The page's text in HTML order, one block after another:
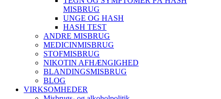
MISBRUG
UNGE OG HASH
HASH TEST
ANDRE MISBRUG
MEDICINMISBRUG
STOFMISBRUG
NIKOTIN AFHÆNGIGHED
BLANDINGSMISBRUG
BLOG
VIRKSOMHEDER